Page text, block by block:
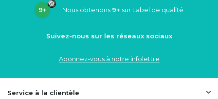
9+ Nous obtenons 9+ sur Label de qualité
Suivez-nous sur les réseaux sociaux
Abonnez-vous à notre infolettre
Service à la clientèle